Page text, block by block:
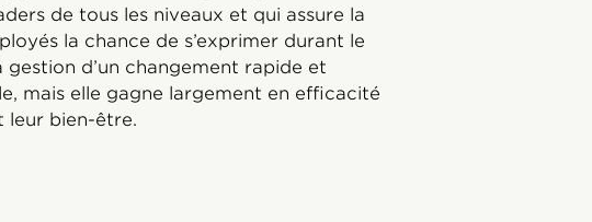
de tous les niveaux et qui assure la
la chance de s’exprimer durant le
d’un changement rapide et
mais elle gagne largement en efficacité
leur bien-être.